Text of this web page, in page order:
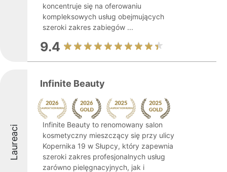
koncentruje się na oferowaniu
kompleksowych usług obejmujących
szeroki zakres zabiegów ...
9.4
Laureaci
Infinite Beauty
Infinite Beauty to renomowany salon
kosmetyczny mieszczący się przy ulicy
Kopernika 19 w Słupcy, który zapewnia
szeroki zakres profesjonalnych usług
zarówno pielęgnacyjnych, jak i